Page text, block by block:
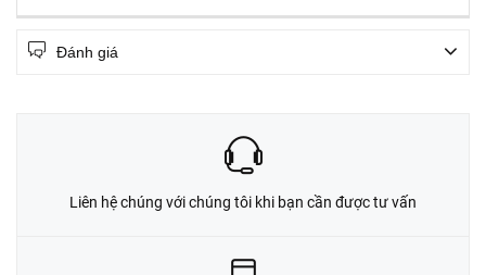
Đánh giá
Liên hệ chúng với chúng tôi khi bạn cần được tư vấn